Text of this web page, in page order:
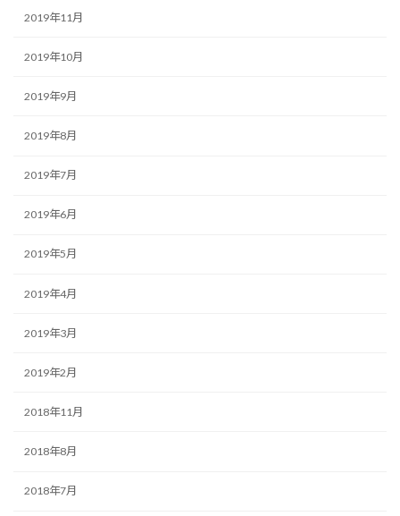
2019年11月
2019年10月
2019年9月
2019年8月
2019年7月
2019年6月
2019年5月
2019年4月
2019年3月
2019年2月
2018年11月
2018年8月
2018年7月